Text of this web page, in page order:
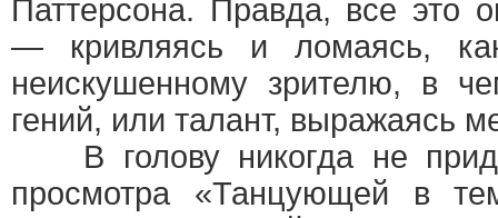
Паттерсона. Правда, все это
— кривляясь и ломаясь,
неискушенному зрителю, в
гений, или талант, выражаясь
В голову никогда не
просмотра «Танцующей в